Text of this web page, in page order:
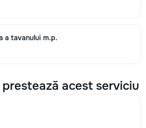
a tavanului m.p.
acest serviciu